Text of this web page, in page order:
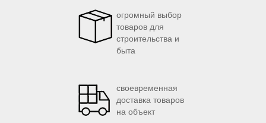
огромный выбор
товаров для
строительства и
быта
своевременная
доставка товаров
на объект